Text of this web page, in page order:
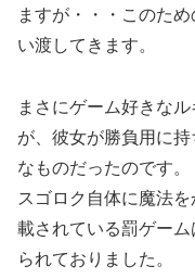
ますが・・・このた
い渡してきます。
まさにゲーム好きな
が、彼女が勝負用に
なものだったのです。
スゴロク自体に魔法
載されている罰ゲー
られておりました。